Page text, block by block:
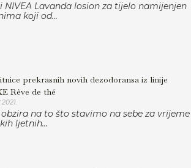
NIVEA Lavanda losion za tijelo namijenjen
koji od...
prekrasnih novih dezodoransa iz linije
Rêve de thé
obzira na to što stavimo na sebe za vrijeme
ljetnih...